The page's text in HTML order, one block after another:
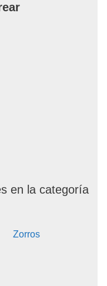
en la categoría
Zorros